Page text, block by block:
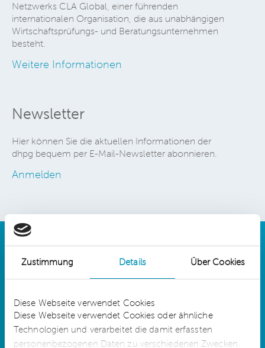
Zustimmung Details Über Cookies
Diese Webseite verwendet Cookies
Diese Webseite verwendet Cookies oder ähnliche
Technologien und verarbeitet die damit erfassten
personenbezogenen Daten zu verschiedenen Zwecken.
Netzwerks CLA Global, einer führenden
internationalen Organisation, die aus unabhängigen
Wirtschaftsprüfungs- und Beratungsunternehmen
besteht.
Weitere Informationen
Newsletter
Hier können Sie die aktuellen Informationen der
dhpg bequem per E-Mail-Newsletter abonnieren.
Anmelden
dhpg is an independent network member of
CLA Global. See
CLAglobal.com/disclaimer